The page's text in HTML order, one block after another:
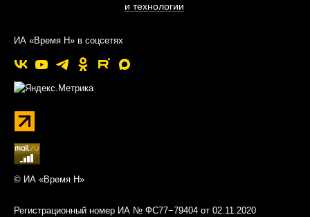
и технологии
ИА «Время Н» в соцсетях
© ИА «Время Н»
Регистрационный номер ИА № ФС77−79404 от 02.11.2020